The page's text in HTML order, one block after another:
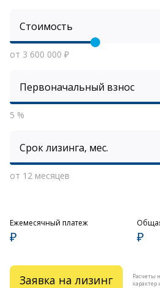
Стоимость
от 3 600 000 ₽
Первоначальный взнос
5 %
Срок лизинга, мес.
от 12 месяцев
Ежемесячный платеж
₽ ₽
Заявка на лизинг
Расчеты
характер